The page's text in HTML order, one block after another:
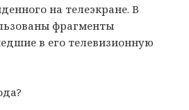
на телеэкране. В
фрагменты
в его телевизионную